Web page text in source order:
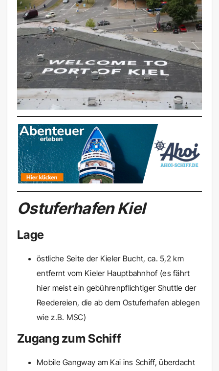
Ostuferhafen Kiel
Lage
östliche Seite der Kieler Bucht, ca. 5,2 km
entfernt vom Kieler Hauptbahnhof (es fährt
hier meist ein gebührenpflichtiger Shuttle der
Reedereien, die ab dem Ostuferhafen ablegen
wie z.B. MSC)
Zugang zum Schiff
Mobile Gangway am Kai ins Schiff, überdacht